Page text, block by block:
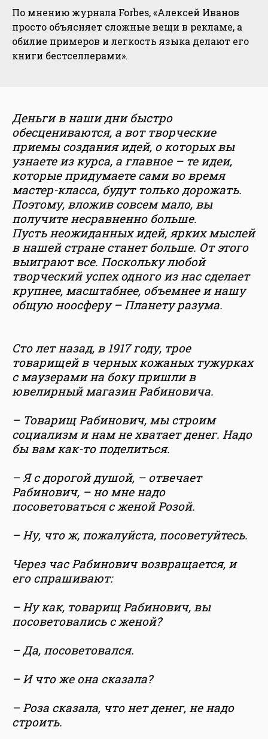
По мнению журнала Forbes, «Алексей Иванов
просто объясняет сложные вещи в рекламе, а
обилие примеров и легкость языка делают его
книги бестселлерами».
Деньги в наши дни быстро
обесцениваются, а вот творческие
приемы создания идей, о которых вы
узнаете из курса, а главное – те идеи,
которые придумаете сами во время
мастер-класса, будут только дорожать.
Поэтому, вложив совсем мало, вы
получите несравненно больше.
Пусть неожиданных идей, ярких мыслей
в нашей стране станет больше. От этого
выиграют все. Поскольку любой
творческий успех одного из нас сделает
крупнее, масштабнее, объемнее и нашу
общую ноосферу – Планету разума.
Сто лет назад, в 1917 году, трое
товарищей в черных кожаных тужурках
с маузерами на боку пришли в
ювелирный магазин Рабиновича.
– Товарищ Рабинович, мы строим
социализм и нам не хватает денег. Надо
бы вам как-то поделиться.
– Я с дорогой душой, – отвечает
Рабинович, – но мне надо
посоветоваться с женой Розой.
– Ну, что ж, пожалуйста, посоветуйтесь.
Через час Рабинович возвращается, и
его спрашивают:
– Ну как, товарищ Рабинович, вы
посоветовались с женой?
– Да, посоветовался.
– И что же она сказала?
– Роза сказала, что нет денег, не надо
строить.